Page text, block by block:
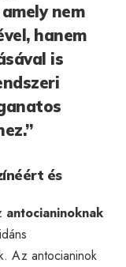
nem
hanem
is
és
antocianinoknak
Az antocianinok